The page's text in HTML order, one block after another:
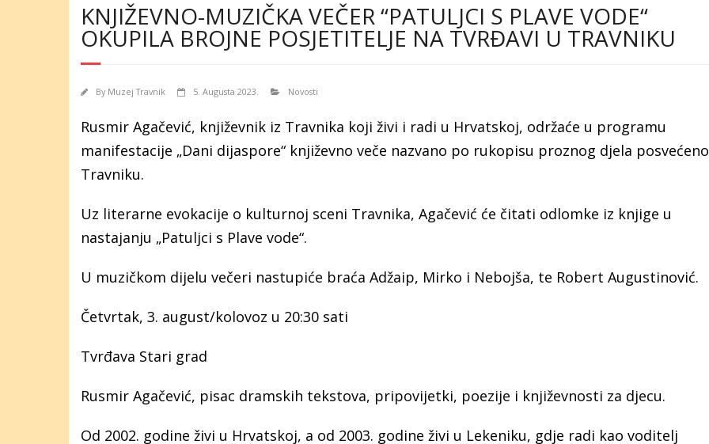
KNJIŽEVNO-MUZIČKA VEČER “PATULJCI S PLAVE VODE“
OKUPILA BROJNE POSJETITELJE NA TVRĐAVI U TRAVNIKU
By Muzej Travnik 5. Augusta 2023. Novosti
Rusmir Agačević, književnik iz Travnika koji živi i radi u Hrvatskoj, održaće u programu
manifestacije „Dani dijaspore“ književno veče nazvano po rukopisu proznog djela
Travniku.
Uz literarne evokacije o kulturnoj sceni Travnika, Agačević će čitati odlomke iz knjige u
nastajanju „Patuljci s Plave vode“.
U muzičkom dijelu večeri nastupiće braća Adžaip, Mirko i Nebojša, te Robert Augustinović.
Četvrtak, 3. august/kolovoz u 20:30 sati
Tvrđava Stari grad
Rusmir Agačević, pisac dramskih tekstova, pripovijetki, poezije i književnosti za djecu.
Od 2002. godine živi u Hrvatskoj, a od 2003. godine živi u Lekeniku, gdje radi kao voditelj